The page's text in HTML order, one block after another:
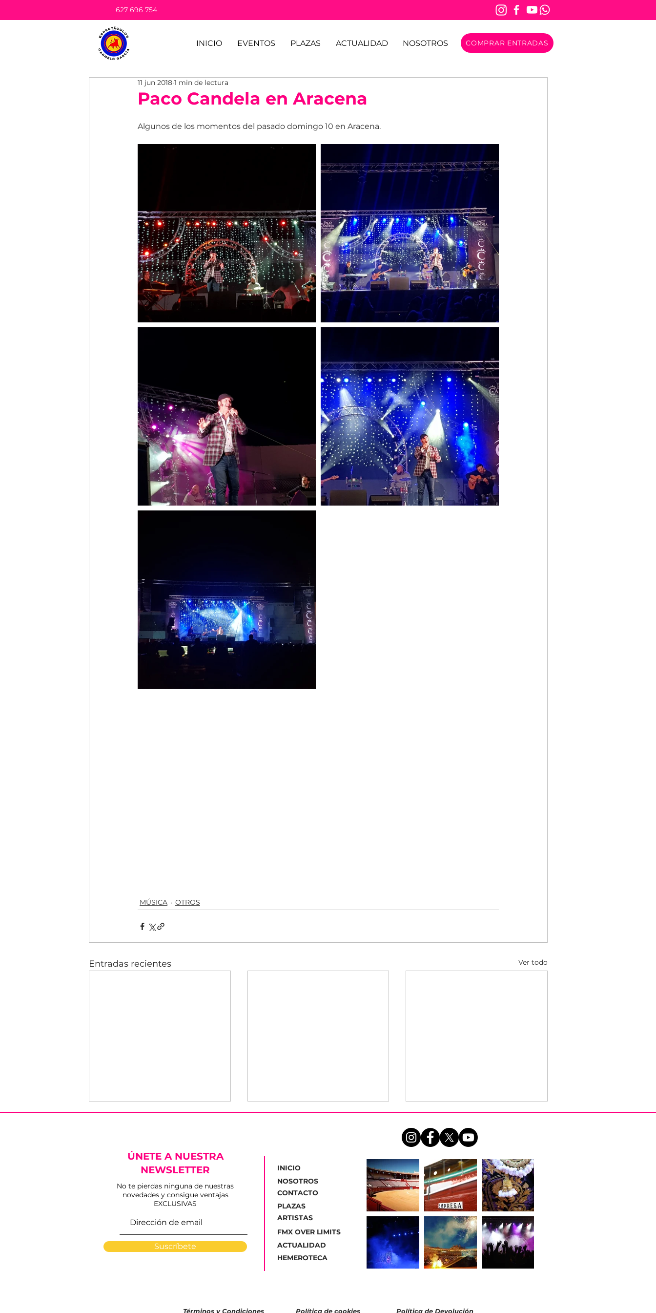
627 696 754
INICIO EVENTOS PLAZAS ACTUALIDAD NOSOTROS COMPRAR ENTRADAS
Paco Candela en Aracena
11 jun 2018 1 min de lectura
Algunos de los momentos del pasado domingo 10 en Aracena.
MÚSICA OTROS
Entradas recientes Ver todo
Diego Ramos llega a
Sanlúcar con su
concierto homenaje a
Conciertos del Día de la
Independencia de San
José del Valle
Presentado el Verano en
el Ruedo 2024
ÚNETE A NUESTRA
NEWSLETTER
No te pierdas ninguna de nuestras
novedades y consigue ventajas
EXCLUSIVAS
Suscríbete
INICIO
NOSOTROS
CONTACTO
PLAZAS
ARTISTAS
FMX OVER LIMITS
ACTUALIDAD
HEMEROTECA
Términos y Condiciones Política de cookies Política de Devolución